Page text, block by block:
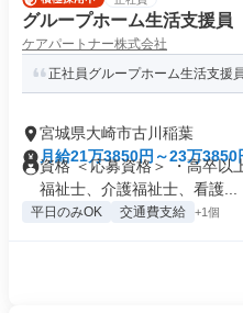
グループホーム生活支援員
ケアパートナー株式会社
正社員グループホーム生活支援
宮城県大崎市古川稲葉
月給21万3850円～23万3850
資格 ＜応募資格＞ ・高卒
福祉士、介護福祉士、看護...
平日のみOK 交通費支給 +1個